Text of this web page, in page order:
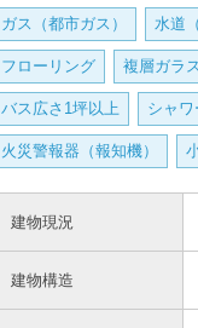
ガス（都市ガス） 水道
フローリング 複層ガラ
バス広さ1坪以上 シャワ
火災警報器（報知機）
建物現況
建物構造